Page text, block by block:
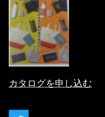
カタログを申し込む